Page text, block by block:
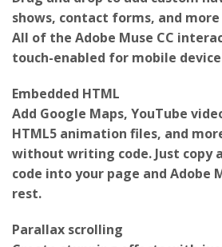
shows, contact forms, and more
All of the Adobe Muse CC
touch-enabled for mobile
Add Google Maps, YouTube
HTML5 animation files, and
without writing code. Just copy
code into your page and Adobe
rest.
Create stunning effects with